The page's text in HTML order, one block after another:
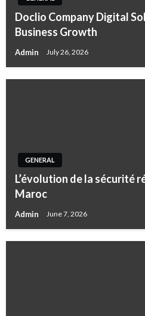
Doclio Company Digital
Business Growth
Admin July 26, 2026
GENERAL
L’évolution de la sécurité
Maroc
Admin June 7, 2026